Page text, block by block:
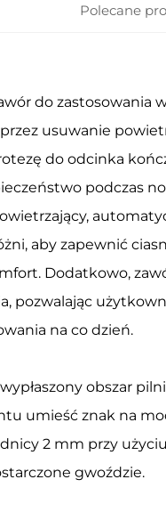
Polecane
do zastosowania
usuwanie
do odcinka
podczas
aby zapewnić
Dodatkowo,
pozwalając
na co dzień.
obszar
umieść znak na
2 mm przy
gwoździe.